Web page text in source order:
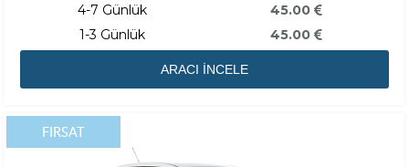
4-7 Günlük
1-3 Günlük
45.00
45.00
ARACI İNCELE
FIRSAT